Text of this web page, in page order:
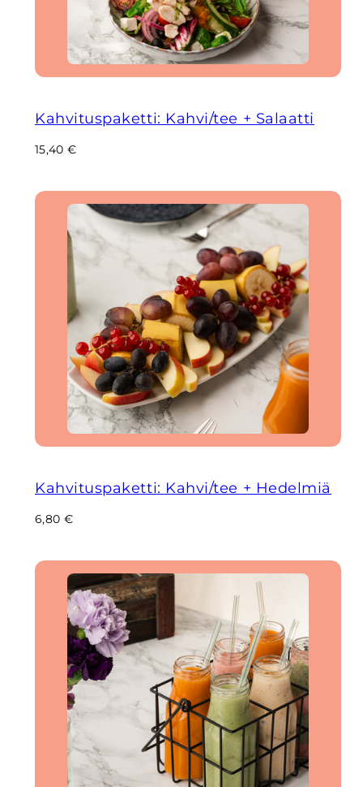
Kahvituspaketti: Kahvi/tee + Salaatti
Regular
15,40 €
Kahvituspaketti: Kahvi/tee + Hedelmiä
Regular
6,80 €